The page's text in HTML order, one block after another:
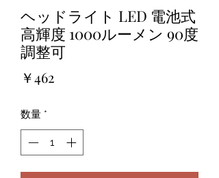
ヘッドライト LED 電池式
高輝度 1000ルーメン 90度
調整可
￥462
数量 *